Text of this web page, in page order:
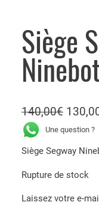
Siège
140,00€ L
e
i
x
Une question ?
Siège Segway
Rupture de stock
Laissez votre e-